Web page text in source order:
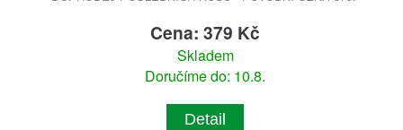
Cena: 379 Kč
Skladem
Doručíme do: 10.8.
Detail